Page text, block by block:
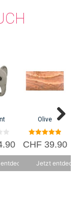
Olive
5.00
von 5
CHF39.90
Jetzt